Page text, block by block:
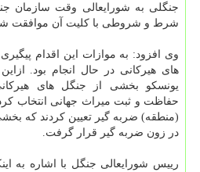
جنگلی به شورایعالی وقت سازمان
شرط و شروطی با كلیت آن موافقت
وی افزود: به موازات این اقدام
های هیركانی در حال انجام بود. ازاین
یونسكو بخشی از جنگل های
حفاظت و ثبت میراث جهانی انتخاب
(منطقه) ضربه گیر تعیین كردند كه
در زون ضربه گیر قرار گرفت.
رییس شورایعالی جنگل با اشاره به